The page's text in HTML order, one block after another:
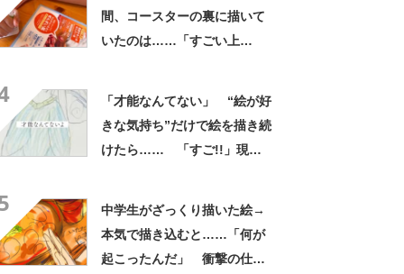
間、コースターの裏に描いて
いたのは……「すごい上
「才能なんてない」 “絵が好
きな気持ち”だけで絵を描き続
けたら…… 「すご!!」現在
中学生がざっくり描いた絵→
本気で描き込むと……「何が
起こったんだ」 衝撃の仕上